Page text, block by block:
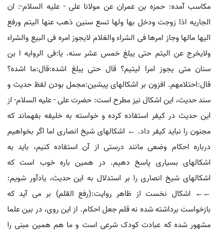
مکاسب آمده: حمزه بن عمران عن مولانا علی - علیه السلام-: ان
الجاریه اذا زوجت ودخل بها ولها تسع سنین ذهب عنها الیتم ورفع
الیها مالها وجاز امرها فی الشراء والغلام لایجوز امره فی البیع والشراء
ولایخرج عن الیتم حتی یبلغ خمس عشر سنه. یا:فی الروایه ا بن
سنان متی یجوز امرا لیتیم؟ قال حتی یبلغ اشده:قال:ما اشده؟
قال:احتلامهم. افزون بر اشکالهای پیشین:مجمل بودن لفظ حدیث و
سند حدیث، این اشکال نیز مطرح است: حضرت علی - علیه السلام- از
این حدیث در کیفر استفاده کرده و خواسته به خلیفه بفهماند که
مجنون را نباید کیفر داد. ← اشکالهای شیخ انصاری اما اگر بخواهیم
درباره احکام وضعی مانند درستی از آن استفاده کنیم، باید به
اشکالهای بسیاری پاسخ دهیم. در همین باره خوب است که
اشکالهای شیخ انصاری را بر استدلال به این حدیث، یادآور شویم:
←← اشکال نخست از ظاهر روایت:(رفع القلم) بر می آید که
بازخواست برداشته شده نه قلم جعل احکام. از این روی، در بین علما
مشهور شده که عبادت کودک شرعی است و ما هم همین مبنی را